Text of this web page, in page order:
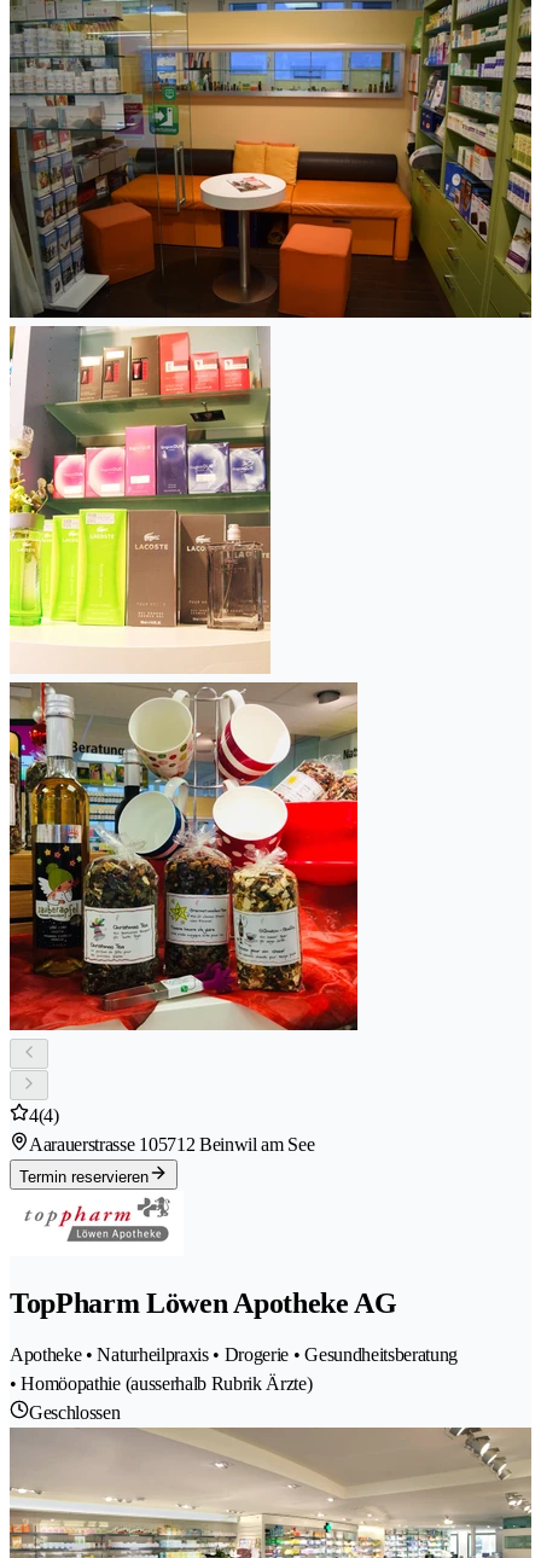
4(4)
Aarauerstrasse 105712 Beinwil am See
Termin reservieren
TopPharm Löwen Apotheke AG
Apotheke • Naturheilpraxis • Drogerie • Gesundheitsberatung
• Homöopathie (ausserhalb Rubrik Ärzte)
Geschlossen